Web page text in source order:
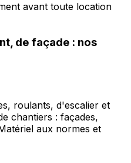
avant toute location
de façade : nos
roulants, d'escalier et
chantiers : façades,
aux normes et